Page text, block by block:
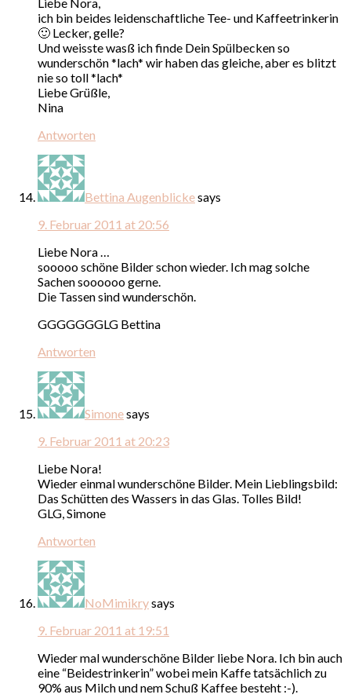
ich bin beides leidenschaftliche Tee- und Kaffeetrinkerin
🙂 Lecker, gelle?
Und weisste wasß ich finde Dein Spülbecken so
wunderschön *lach* wir haben das gleiche, aber es blitzt
nie so toll *lach*
Liebe Grüßle,
Nina
Antworten
Bettina Augenblickesays
9. Februar 2011 at 20:56
Liebe Nora …
sooooo schöne Bilder schon wieder. Ich mag solche
Sachen soooooo gerne.
Die Tassen sind wunderschön.
GGGGGGGLG Bettina
Antworten
Simonesays
9. Februar 2011 at 20:23
Liebe Nora!
Wieder einmal wunderschöne Bilder. Mein Lieblingsbild:
Das Schütten des Wassers in das Glas. Tolles Bild!
GLG, Simone
Antworten
NoMimikrysays
9. Februar 2011 at 19:51
Wieder mal wunderschöne Bilder liebe Nora. Ich bin auch
eine “Beidestrinkerin” wobei mein Kaffe tatsächlich zu
90% aus Milch und nem Schuß Kaffee besteht :-).